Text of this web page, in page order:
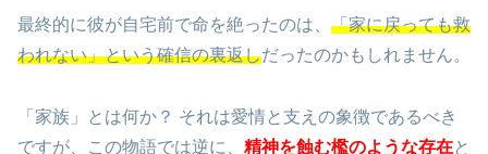
最終的に彼が自宅前で命を絶ったのは、 「家に戻っても救
われない」という確信の裏返しだったのかもしれません。
「家族」とは何か？ それは愛情と支えの象徴であるべき
ですが、この物語では逆に、 精神を蝕む檻のような存在と